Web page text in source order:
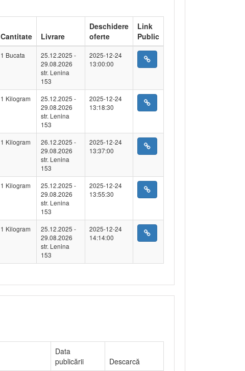
Cantitate Livrare
Deschidere
oferte
Link
Public
1 Bucata
25.12.2025 -
29.08.2026
str. Lenina
153
2025-12-24
13:00:00
1 Kilogram
25.12.2025 -
29.08.2026
str. Lenina
153
2025-12-24
13:18:30
1 Kilogram
26.12.2025 -
29.08.2026
str. Lenina
153
2025-12-24
13:37:00
1 Kilogram
25.12.2025 -
29.08.2026
str. Lenina
153
2025-12-24
13:55:30
1 Kilogram
25.12.2025 -
29.08.2026
str. Lenina
153
2025-12-24
14:14:00
Data
publicării
Descarcă